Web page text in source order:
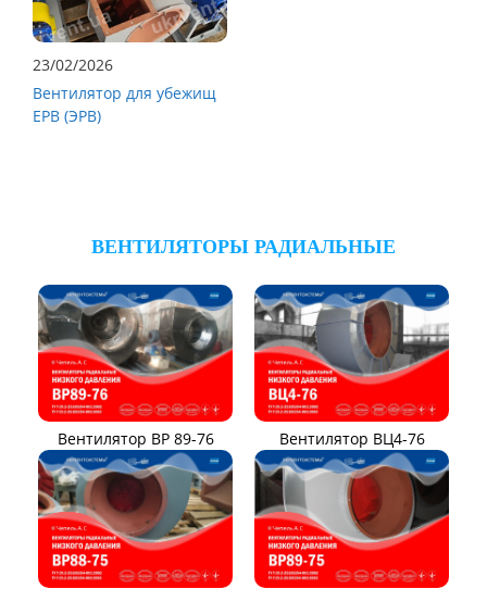
23/02/2026
Вентилятор для убежищ
ЕРВ (ЭРВ)
ВЕНТИЛЯТОРЫ РАДИАЛЬНЫЕ
Вентилятор ВР 89-76 Вентилятор ВЦ4-76